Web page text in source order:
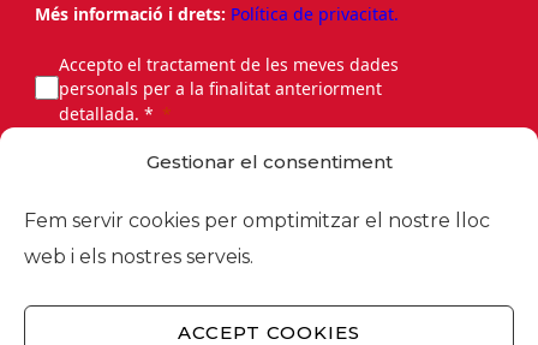
Gestionar el consentiment
Fem servir cookies per omptimitzar el nostre lloc
web i els nostres serveis.
ACCEPT COOKIES
Més informació i drets: Política de privacitat.
Accepto el tractament de les meves dades
personals per a la finalitat anteriorment
detallada. *